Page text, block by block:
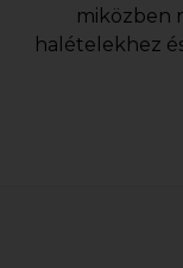
miközben
halételekhez